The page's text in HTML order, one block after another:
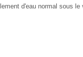
d'eau normal sous le